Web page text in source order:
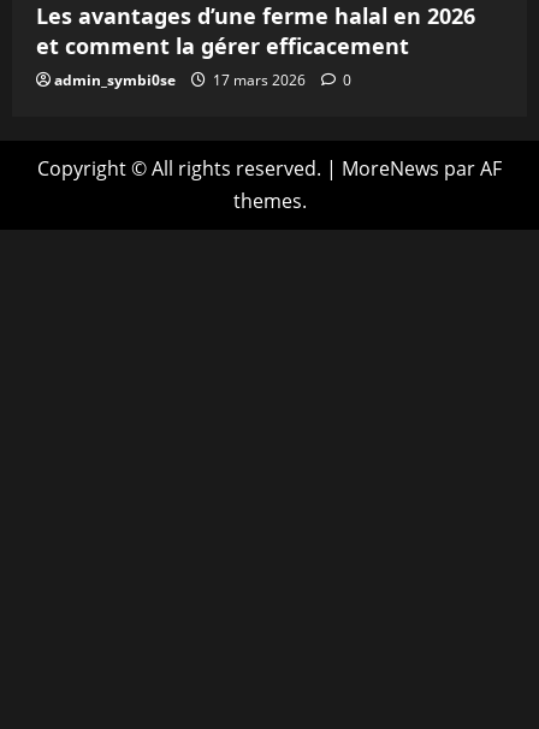
Les avantages d’une ferme halal en 2026
et comment la gérer efficacement
admin_symbi0se 17 mars 2026 0
Copyright © All rights reserved. | MoreNews par AF
themes.